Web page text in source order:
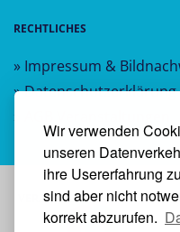
Wir verwenden
unseren
ihre Usererfahrung
sind aber nicht
korrekt abzurufen.
RECHTLICHES
» Impressum &
»
VERANSTALTER: